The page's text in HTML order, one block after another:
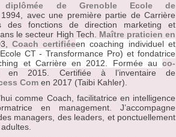
diplômée de Grenoble Ecole de
avec une première partie de Carrière
fonctions de direction marketing et
le secteur High Tech. Maître praticien en
Coach certifiéeen coaching individuel et
CT - Transformance Pro) et fondatrice
et Carrière en 2012. Formée au co-
en 2015. Certifiée à l’inventaire de
Com en 2017 (Taibi Kahler).
comme Coach, facilitatrice en intelligence
en management. J’accompagne
managers, des leaders, et ponctuellement